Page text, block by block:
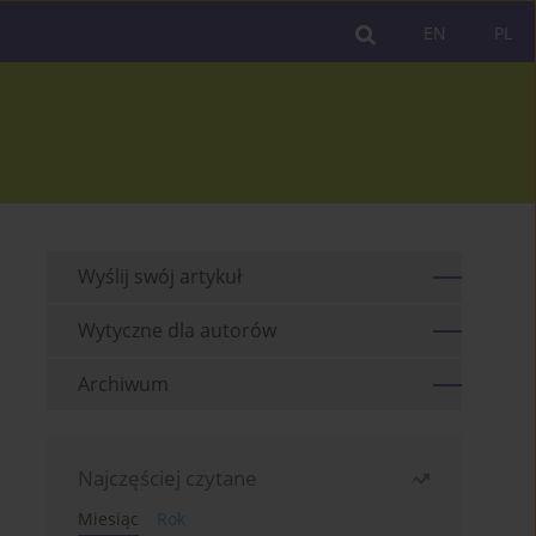
PL
EN
Wyślij swój artykuł
Wytyczne dla autorów
Archiwum
Najczęściej czytane
Miesiąc
Rok